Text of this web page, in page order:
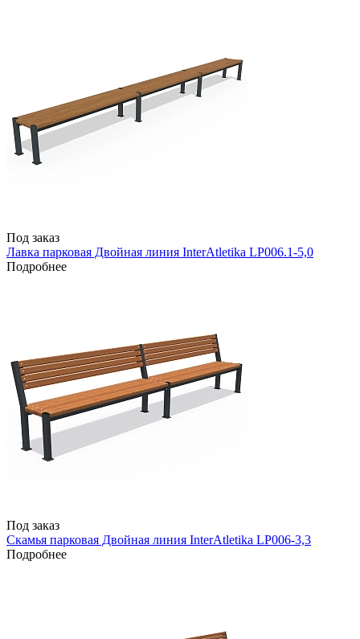
Под заказ
Лавка парковая Двойная линия InterAtletika LP006.1-5,0
Подробнее
Под заказ
Скамья парковая Двойная линия InterAtletika LP006-3,3
Подробнее